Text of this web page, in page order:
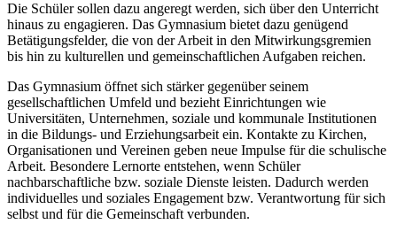
Die Schüler sollen dazu angeregt werden, sich über den Unterricht
hinaus zu engagieren. Das Gymnasium bietet dazu genügend
Betätigungsfelder, die von der Arbeit in den Mitwirkungsgremien
bis hin zu kulturellen und gemeinschaftlichen Aufgaben reichen.
Das Gymnasium öffnet sich stärker gegenüber seinem
gesellschaftlichen Umfeld und bezieht Einrichtungen wie
Universitäten, Unternehmen, soziale und kommunale Institutionen
in die Bildungs- und Erziehungsarbeit ein. Kontakte zu Kirchen,
Organisationen und Vereinen geben neue Impulse für die schulische
Arbeit. Besondere Lernorte entstehen, wenn Schüler
nachbarschaftliche bzw. soziale Dienste leisten. Dadurch werden
individuelles und soziales Engagement bzw. Verantwortung für sich
selbst und für die Gemeinschaft verbunden.